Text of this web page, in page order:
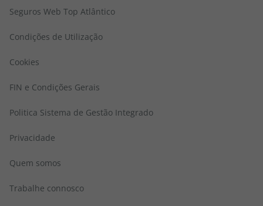
Perguntas Frequentes
Seguros Web Top Atlântico
Condições de Utilização
Cookies
FIN e Condições Gerais
Politica Sistema de Gestão Integrado
Privacidade
Quem somos